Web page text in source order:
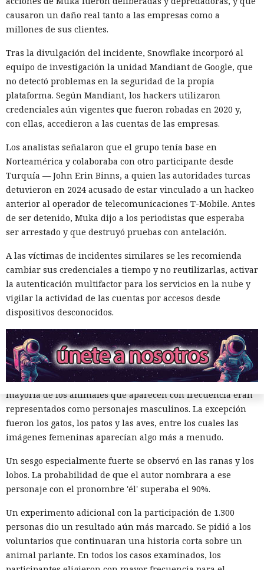
causaron un daño real tanto a las empresas como a
millones de sus clientes.
Tras la divulgación del incidente, Snowflake incorporó al
equipo de investigación la unidad Mandiant de Google, que
no detectó problemas en la seguridad de la propia
plataforma. Según Mandiant, los hackers utilizaron
credenciales aún vigentes que fueron robadas en 2020 y,
con ellas, accedieron a las cuentas de las empresas.
Los analistas señalaron que el grupo tenía base en
Norteamérica y colaboraba con otro participante desde
Turquía — John Erin Binns, a quien las autoridades turcas
detuvieron en 2024 acusado de estar vinculado a un hackeo
anterior al operador de telecomunicaciones T-Mobile. Antes
de ser detenido, Muka dijo a los periodistas que esperaba
ser arrestado y que destruyó pruebas con antelación.
A las víctimas de incidentes similares se les recomienda
cambiar sus credenciales a tiempo y no reutilizarlas, activar
la autenticación multifactor para los servicios en la nube y
vigilar la actividad de las cuentas por accesos desde
dispositivos desconocidos.
La inteligencia artificial generativa rara vez convierte a los
animales parlantes en cuentos infantiles en personajes
femeninos. El análisis de 23.800 textos creados por seis
modelos lingüísticos mostró que solo el 2% de los
protagonistas recibieron género femenino. El 41% de los
personajes resultaron masculinos, y en el 57% restante los
El estudio fue realizado por especialistas de la Universidad
de Washington. Los resultados se presentaron el 25 de junio
de 2026 en la conferencia de ACM sobre equidad,
responsabilidad y transparencia en Montreal.
El trabajo continuó un proyecto previo dedicado al género
de los animales en libros infantiles populares. Entonces los
investigadores estudiaron 300 obras y encontraron que la
mayoría de los animales que aparecen con frecuencia eran
representados como personajes masculinos. La excepción
fueron los gatos, los patos y las aves, entre los cuales las
imágenes femeninas aparecían algo más a menudo.
Un sesgo especialmente fuerte se observó en las ranas y los
lobos. La probabilidad de que el autor nombrara a ese
personaje con el pronombre 'él' superaba el 90%.
Un experimento adicional con la participación de 1.300
personas dio un resultado aún más marcado. Se pidió a los
voluntarios que continuaran una historia corta sobre un
animal parlante. En todos los casos examinados, los